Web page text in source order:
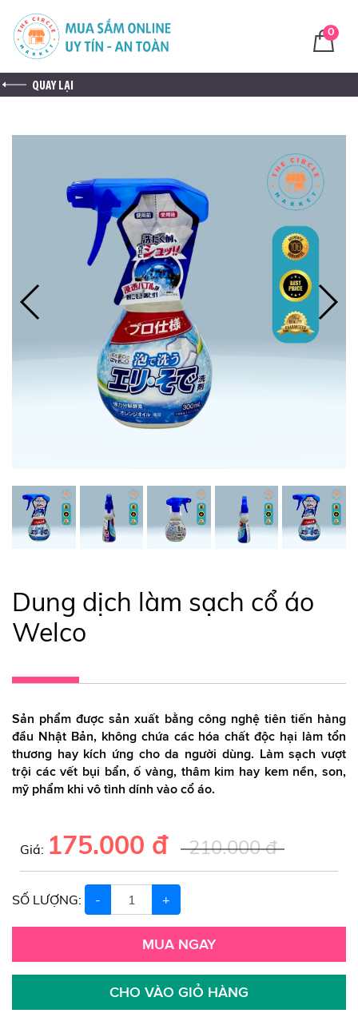
0
QUAY LẠI
Dung dịch làm sạch cổ áo
Welco
Sản phẩm được sản xuất bằng công nghệ tiên tiến hàng
đầu Nhật Bản, không chứa các hóa chất độc hại làm tổn
thương hay kích ứng cho da người dùng. Làm sạch vượt
trội các vết bụi bẩn, ố vàng, thâm kim hay kem nền, son,
mỹ phẩm khi vô tình dính vào cổ áo.
Giá: 175.000 đ 210.000 đ
SỐ LƯỢNG: - +
MUA NGAY
CHO VÀO GIỎ HÀNG